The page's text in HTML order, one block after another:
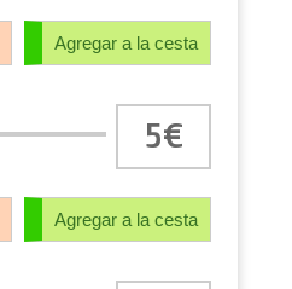
Agregar a la cesta
5€
Agregar a la cesta